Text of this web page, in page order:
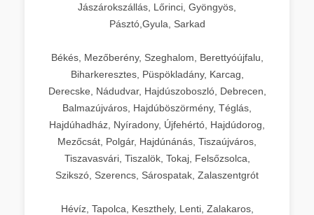
Jászárokszállás, Lőrinci, Gyöngyös,
Pásztó,Gyula, Sarkad
Békés, Mezőberény, Szeghalom, Berettyóújfalu,
Biharkeresztes, Püspökladány, Karcag,
Derecske, Nádudvar, Hajdúszoboszló, Debrecen,
Balmazújváros, Hajdúböszörmény, Téglás,
Hajdúhadház, Nyíradony, Újfehértó, Hajdúdorog,
Mezőcsát, Polgár, Hajdúnánás, Tiszaújváros,
Tiszavasvári, Tiszalök, Tokaj, Felsőzsolca,
Szikszó, Szerencs, Sárospatak, Zalaszentgrót
Hévíz, Tapolca, Keszthely, Lenti, Zalakaros,